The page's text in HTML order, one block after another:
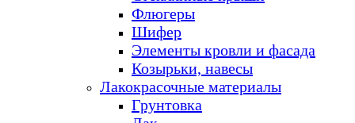
Флюгеры
Шифер
Элементы кровли и фасада
Козырьки, навесы
Лакокрасочные материалы
Грунтовка